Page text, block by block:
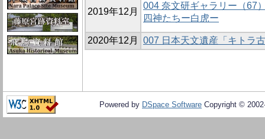
2019年12月
004 奈文研ギャラリー（67
四神たちー白虎ー
2020年12月 007 日本天文遺産「キトラ
Powered by DSpace Software Copyright ©